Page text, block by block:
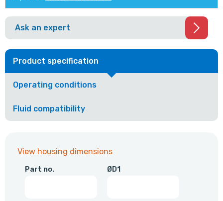
Ask an expert
Product specification
Operating conditions
Fluid compatibility
View housing dimensions
Part no. ØD1